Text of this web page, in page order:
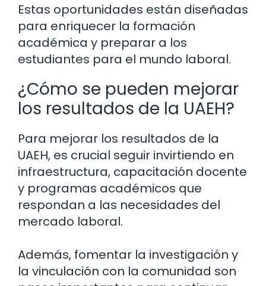
Estas oportunidades están diseñadas
para enriquecer la formación
académica y preparar a los
estudiantes para el mundo laboral.
¿Cómo se pueden mejorar
los resultados de la UAEH?
Para mejorar los resultados de la
UAEH, es crucial seguir invirtiendo en
infraestructura, capacitación docente
y programas académicos que
respondan a las necesidades del
mercado laboral.
Además, fomentar la investigación y
la vinculación con la comunidad son